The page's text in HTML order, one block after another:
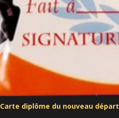
Carte diplôme du nouveau départ